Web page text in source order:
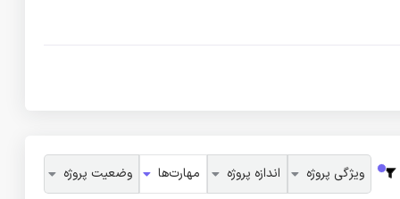
ویژگی پروژه اندازه پروژه مهارت‌ها وضعیت پروژه